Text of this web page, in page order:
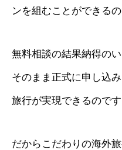
ンを組むことができるの
無料相談の結果納得の
そのまま正式に申し込
旅行が実現できるのです
だからこだわりの海外